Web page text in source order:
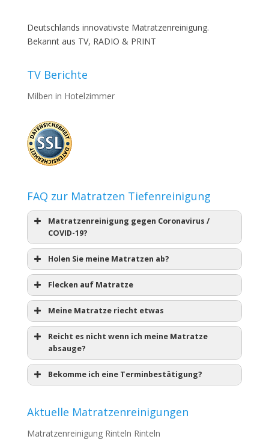
Deutschlands innovativste Matratzenreinigung.
Bekannt aus TV, RADIO & PRINT
TV Berichte
Milben in Hotelzimmer
FAQ zur Matratzen Tiefenreinigung
Matratzenreinigung gegen Coronavirus /
COVID-19?
Holen Sie meine Matratzen ab?
Flecken auf Matratze
Meine Matratze riecht etwas
Reicht es nicht wenn ich meine Matratze
absauge?
Bekomme ich eine Terminbestätigung?
Aktuelle Matratzenreinigungen
Matratzenreinigung Rinteln Rinteln